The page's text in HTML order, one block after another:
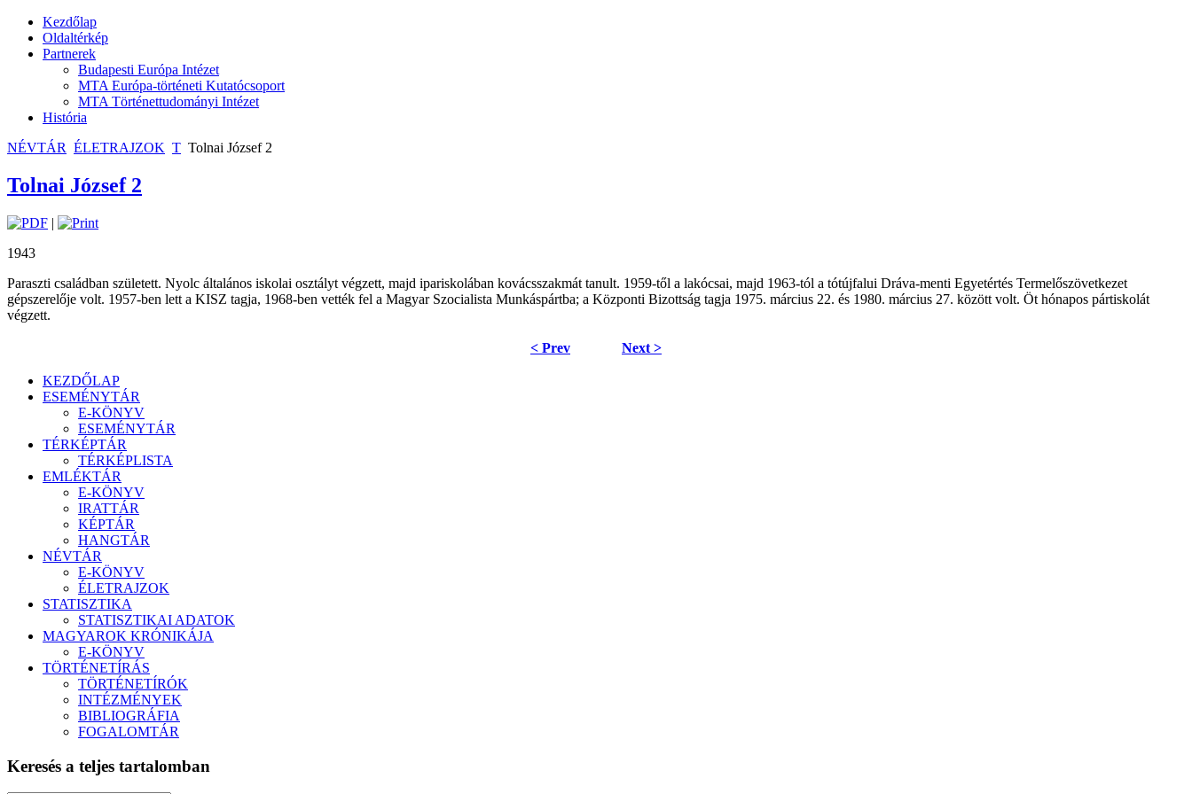
Kezdőlap
Oldaltérkép
Partnerek
Budapesti Európa Intézet
MTA Európa-történeti Kutatócsoport
MTA Történettudományi Intézet
História
NÉVTÁR ÉLETRAJZOK T Tolnai József 2
Tolnai József 2
|
1943
Paraszti családban született. Nyolc általános iskolai osztályt végzett, majd ipariskolában kovácsszakmát tanult. 1959-től a lakócsai, majd 1963-tól a tótújfalui Dráva-menti Egyetértés Termelőszövetkezet
gépszerelője volt. 1957-ben lett a KISZ tagja, 1968-ben vették fel a Magyar Szocialista Munkáspártba; a Központi Bizottság tagja 1975. március 22. és 1980. március 27. között volt. Öt hónapos pártiskolát
végzett.
< Prev Next >
KEZDŐLAP
ESEMÉNYTÁR
E-KÖNYV
ESEMÉNYTÁR
TÉRKÉPTÁR
TÉRKÉPLISTA
EMLÉKTÁR
E-KÖNYV
IRATTÁR
KÉPTÁR
HANGTÁR
NÉVTÁR
E-KÖNYV
ÉLETRAJZOK
STATISZTIKA
STATISZTIKAI ADATOK
MAGYAROK KRÓNIKÁJA
E-KÖNYV
TÖRTÉNETÍRÁS
TÖRTÉNETÍRÓK
INTÉZMÉNYEK
BIBLIOGRÁFIA
FOGALOMTÁR
Keresés a teljes tartalomban